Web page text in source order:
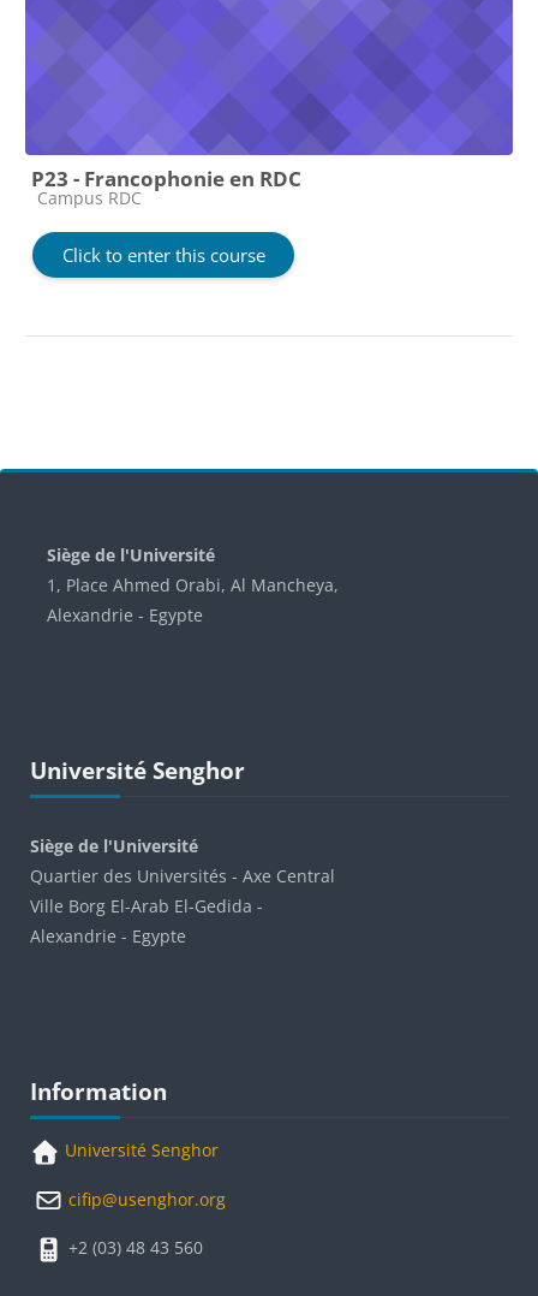
P23 - Francophonie en RDC
Course category
Campus RDC
Click to enter this course
Siège de l'Université
1, Place Ahmed Orabi, Al Mancheya,
Alexandrie - Egypte
Université Senghor
Siège de l'Université
Quartier des Universités - Axe Central
Ville Borg El-Arab El-Gedida -
Alexandrie - Egypte
Blocks
Information
Université Senghor
cifip@usenghor.org
+2 (03) 48 43 560